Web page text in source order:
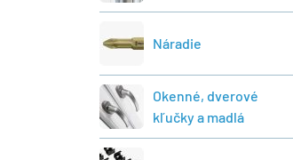
Náradie
Okenné, dverové
kľučky a madlá